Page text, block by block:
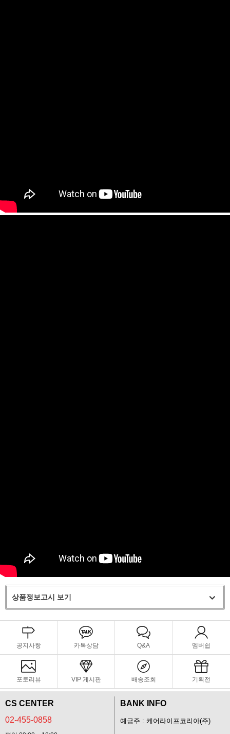
상품정보고시 보기
공지사항 카톡상담 Q&A 멤버쉽
포토리뷰 VIP 게시판 배송조회 기획전
CS CENTER
02-455-0858
BANK INFO
예금주 : 케어라이프코리아(주)